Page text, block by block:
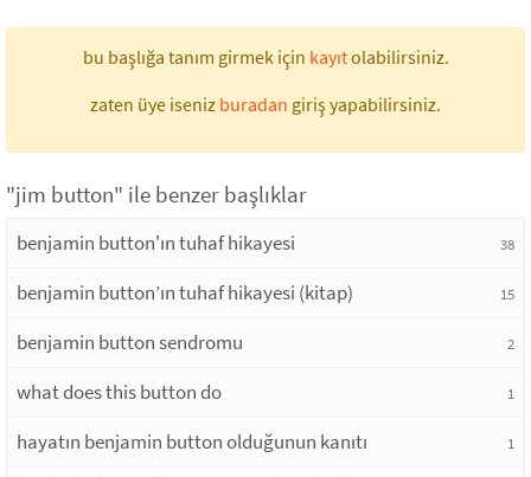
bu başlığa tanım girmek için kayıtolabilirsiniz.
zaten üye iseniz buradan giriş yapabilirsiniz.
"jim button" ile benzer başlıklar
benjamin button'ın tuhaf hikayesi 38
benjamin button’ın tuhaf hikayesi (kitap) 15
benjamin button sendromu 2
what does this button do 1
hayatın benjamin button olduğunun kanıtı 1